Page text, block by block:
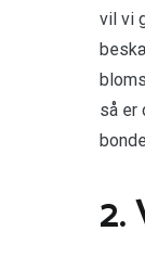
vil vi
så er